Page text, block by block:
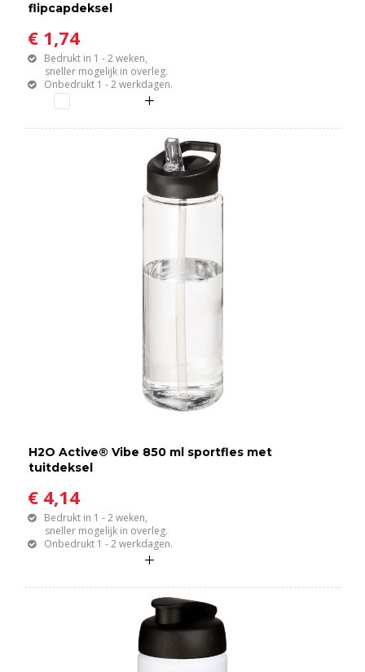
flipcapdeksel
€ 1,74
Bedrukt in 1 - 2 weken,
sneller mogelijk in overleg.
Onbedrukt 1 - 2 werkdagen.
H2O Active® Vibe 850 ml sportfles met
tuitdeksel
€ 4,14
Bedrukt in 1 - 2 weken,
sneller mogelijk in overleg.
Onbedrukt 1 - 2 werkdagen.